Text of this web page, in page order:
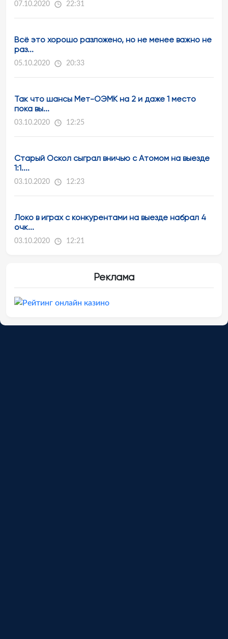
07.10.2020 22:31
Всё это хорошо разложено, но не менее важно не
раз...
05.10.2020 20:33
Так что шансы Мет-ОЭМК на 2 и даже 1 место
пока вы...
03.10.2020 12:25
Старый Оскол сыграл вничью с Атомом на выезде
1:1....
03.10.2020 12:23
Локо в играх с конкурентами на выезде набрал 4
очк...
03.10.2020 12:21
Реклама